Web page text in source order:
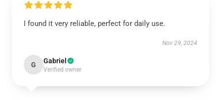
I found it very reliable, perfect for daily use.
Nov 29, 2024
G Gabriel
Verified owner